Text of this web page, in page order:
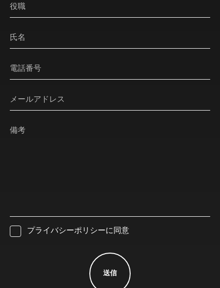
役職
氏名
電話番号
メールアドレス
備考
プライバシーポリシーに同意
送信